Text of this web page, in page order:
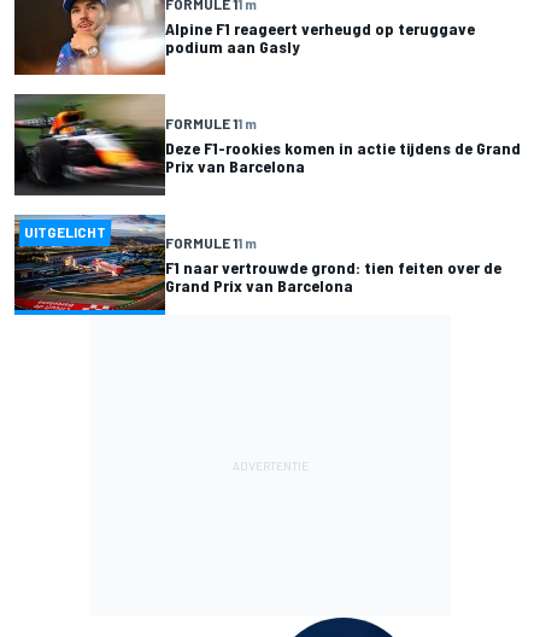
FORMULE 11 m
Alpine F1 reageert verheugd op teruggave
podium aan Gasly
FORMULE 11 m
Deze F1-rookies komen in actie tijdens de Grand
Prix van Barcelona
UITGELICHT
FORMULE 11 m
F1 naar vertrouwde grond: tien feiten over de
Grand Prix van Barcelona